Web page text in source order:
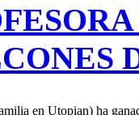
en Utopian) ha